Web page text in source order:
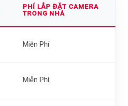
PHÍ LẮP ĐẶT CAMERA
TRONG NHÀ
Miễn Phí
Miễn Phí